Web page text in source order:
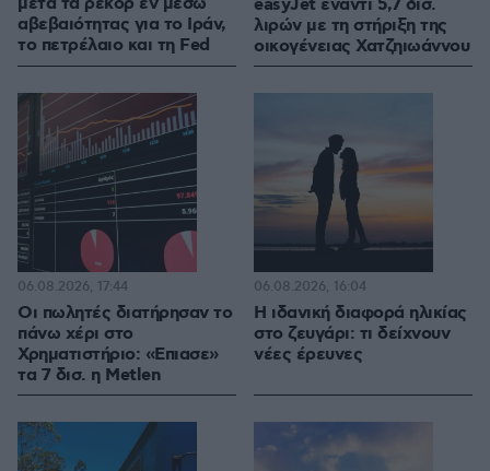
αβεβαιότητας για το Ιράν,
το πετρέλαιο και τη Fed
easyJet έναντι 5,7 δισ.
λιρών με τη στήριξη της
οικογένειας Χατζηιωάννου
Οι πωλητές διατήρησαν το
πάνω χέρι στο
Χρηματιστήριο: «Επιασε»
τα 7 δισ. η Metlen
06.08.2026, 17:44
Η ιδανική διαφορά ηλικίας
στο ζευγάρι: τι δείχνουν
νέες έρευνες
06.08.2026, 16:04